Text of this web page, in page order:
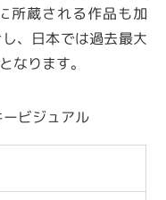
所蔵される作品も加
、日本では過去最大
なります。